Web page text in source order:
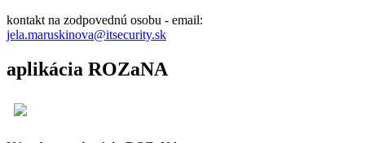
kontakt na zodpovednú osobu - email:
jela.maruskinova@itsecurity.sk
aplikácia ROZaNA